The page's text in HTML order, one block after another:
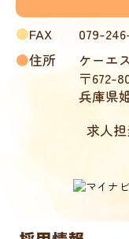
●FAX
079-
●住所
ケーエ
〒672-
兵庫県
求人